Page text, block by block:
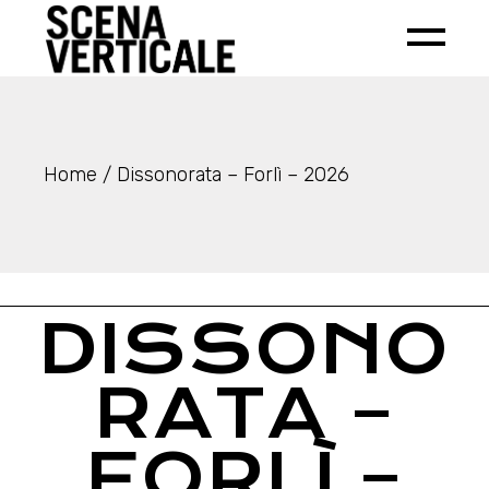
Home Dissonorata – Forlì – 2026
DISSONO
RATA –